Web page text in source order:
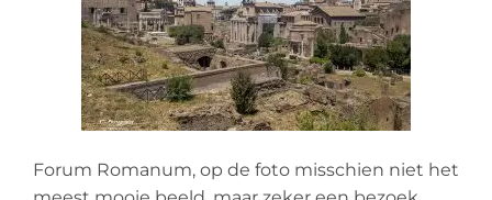
Forum Romanum, op de foto misschien niet het